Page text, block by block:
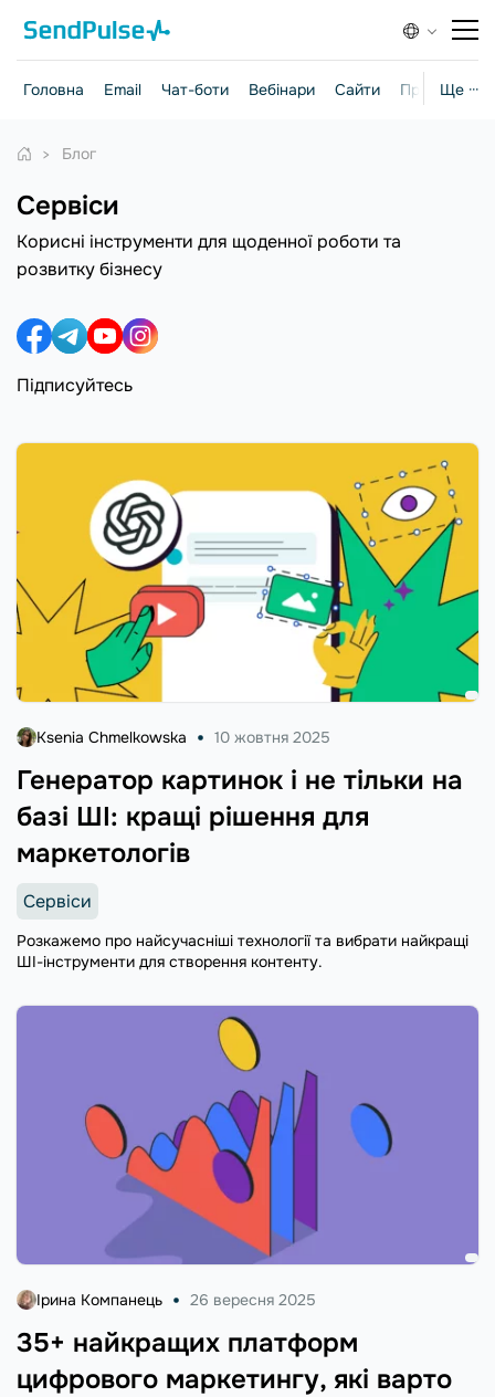
Ще ···
Головна Email Чат-боти Вебінари Сайти Практичні
Блог
Сервіси
Корисні інструменти для щоденної роботи та
розвитку бізнесу
Підписуйтесь
Генератор картинок і не тільки на
базі ШІ: кращі рішення для
маркетологів
Ksenia Chmelkowska 10 жовтня 2025
Сервіси
Розкажемо про найсучасніші технології та вибрати найкращі
ШІ-інструменти для створення контенту.
35+ найкращих платформ
цифрового маркетингу, які варто
Ірина Компанець 26 вересня 2025